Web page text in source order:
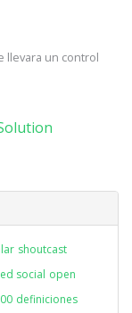
llevara un control
shoutcast
social open
definiciones